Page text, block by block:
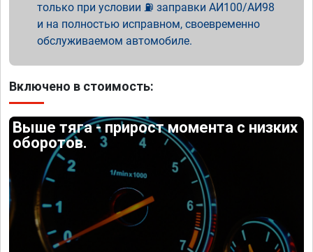
только при условии ⛽ заправки АИ100/АИ98
и на полностью исправном, своевременно
обслуживаемом автомобиле.
Включено в стоимость:
Выше тяга - прирост момента с низких
оборотов.